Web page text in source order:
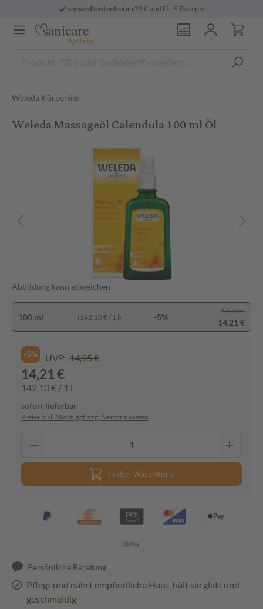
versandkostenfreiab 29 € und für E-Rezepte
Weleda Körperöle
Weleda Massageöl Calendula 100 ml Öl
Abbildung kann abweichen
100 ml (142,10 € / 1 l) -5%
14,95 €
14,21 €
-5% UVP: 14,95 €
14,21 €
142,10 € / 1 l
sofort lieferbar
Preise inkl. MwSt. ggf. zzgl. Versandkosten
In den Warenkorb
Persönliche Beratung
Pflegt und nährt empfindliche Haut, hält sie glatt und
geschmeidig